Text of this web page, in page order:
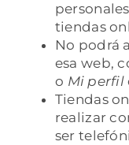
tiendas
No podrá
esa web,
o Mi perfil
Tiendas
realizar
ser